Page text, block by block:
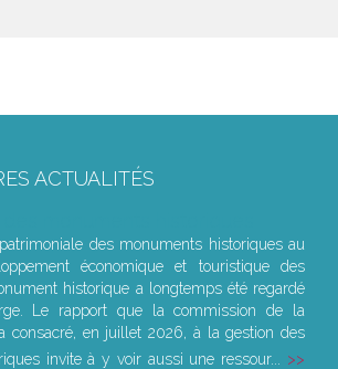
ACTUALITÉS
des monuments historiques au
économique et touristique des
historique a longtemps été regardé
Le rapport que la commission de la
consacré, en juillet 2026, à la gestion des
invite à y voir aussi une ressour...